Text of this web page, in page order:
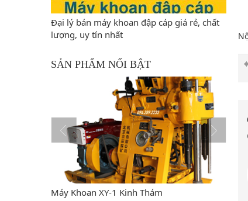
Đại lý bán máy khoan đập cáp giá rẻ, chất
lượng, uy tín nhất
SẢN PHẨM NỔI BẬT
Máy Khoan XY-1 Kinh Thám